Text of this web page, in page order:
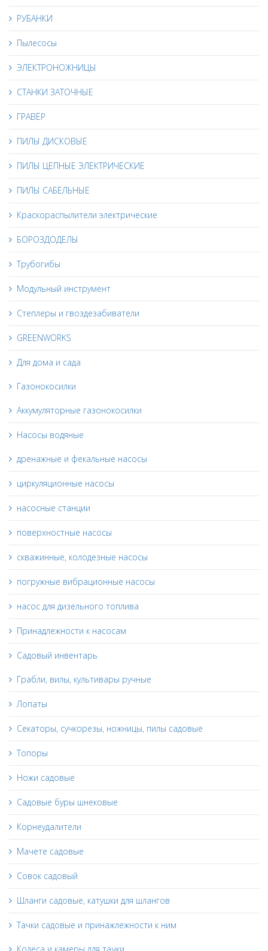
РУБАНКИ
Пылесосы
ЭЛЕКТРОНОЖНИЦЫ
СТАНКИ ЗАТОЧНЫЕ
ГРАВЁР
ПИЛЫ ДИСКОВЫЕ
ПИЛЫ ЦЕПНЫЕ ЭЛЕКТРИЧЕСКИЕ
ПИЛЫ САБЕЛЬНЫЕ
Краскораспылители электрические
БОРОЗДОДЕЛЫ
Трубогибы
Модульный инструмент
Степлеры и гвоздезабиватели
GREENWORKS
Для дома и сада
Газонокосилки
Аккумуляторные газонокосилки
Насосы водяные
дренажные и фекальные насосы
циркуляционные насосы
насосные станции
поверхностные насосы
скважинные, колодезные насосы
погружные вибрационные насосы
насос для дизельного топлива
Принадлежности к насосам
Садовый инвентарь
Грабли, вилы, культивары ручные
Лопаты
Секаторы, сучкорезы, ножницы, пилы садовые
Топоры
Ножи садовые
Садовые буры шнековые
Корнеудалители
Мачете садовые
Совок садовый
Шланги садовые, катушки для шлангов
Тачки садовые и принажлежности к ним